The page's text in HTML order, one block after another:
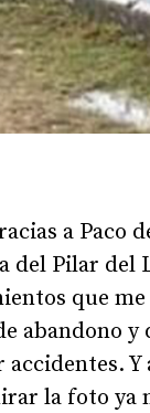
a Paco
del Pilar del
que
abandono
la foto ya